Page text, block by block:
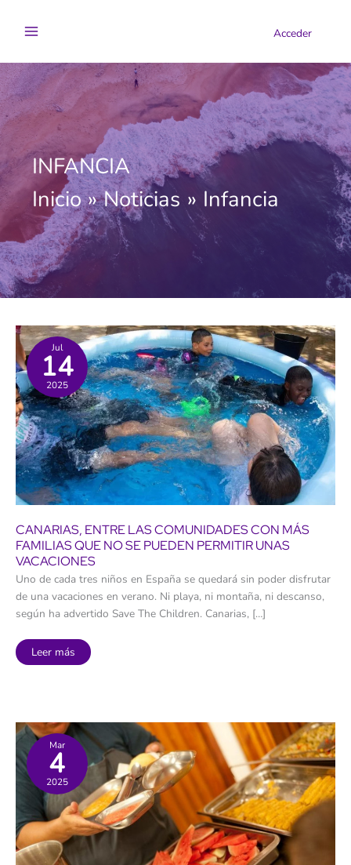
Acceder
INFANCIA
Inicio
Noticias Infancia
Jul
14
2025
CANARIAS, ENTRE LAS COMUNIDADES CON MÁS
FAMILIAS QUE NO SE PUEDEN PERMITIR UNAS
VACACIONES
Uno de cada tres niños en España se quedará sin poder disfrutar
de una vacaciones en verano. Ni playa, ni montaña, ni descanso,
según ha advertido Save The Children. Canarias, […]
Canarias,
que
no
se
pueden
permitir
unas
vacaciones
Leer más
Mar
4
2025